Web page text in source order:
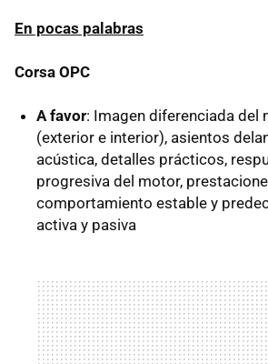
En pocas palabras
Corsa OPC
A favor: Imagen diferenciada del
(exterior e interior), asientos
acústica, detalles prácticos,
progresiva del motor,
comportamiento estable y
activa y pasiva